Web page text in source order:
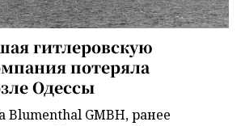
гитлеровскую
потеряла
Одессы
GMBH, ранее